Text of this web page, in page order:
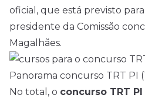
oficial, que está previsto
presidente da Comissão
Magalhães.
Panorama concurso TRT PI
No total, o concurso TRT PI